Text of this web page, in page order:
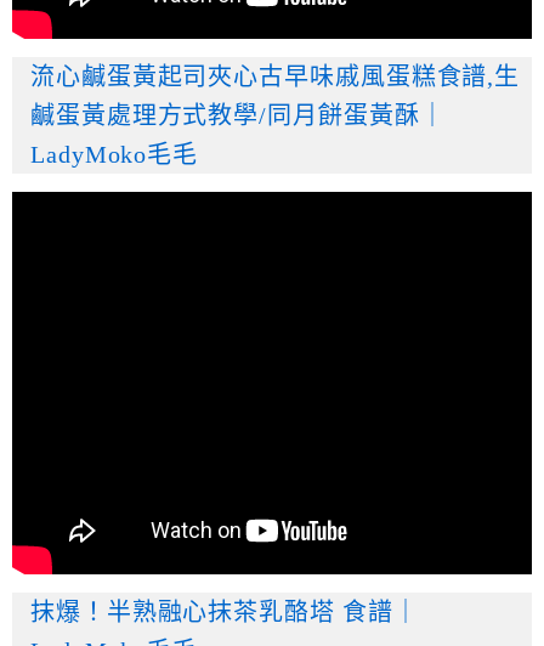
流心鹹蛋黃起司夾心古早味戚風蛋糕食譜,生
鹹蛋黃處理方式教學/同月餅蛋黃酥｜
LadyMoko毛毛
抹爆！半熟融心抹茶乳酪塔 食譜｜